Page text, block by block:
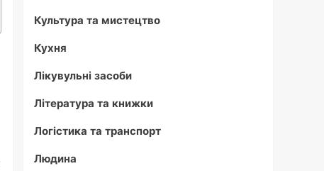
Культура та мистецтво
Кухня
Лікувульні засоби
Література та книжки
Логістика та транспорт
Людина